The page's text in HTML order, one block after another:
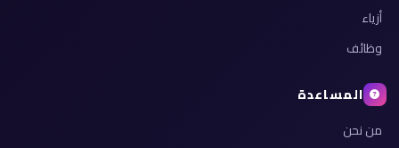
أزياء
وظائف
المساعدة
من نحن